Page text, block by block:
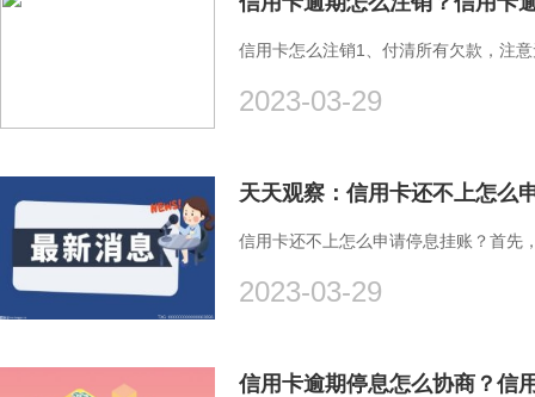
信用卡怎么注销1、付清所有欠款，注
2023-03-29
信用卡还不上怎么申请停息挂账？首先
2023-03-29
信用卡逾期停息怎么协商？信